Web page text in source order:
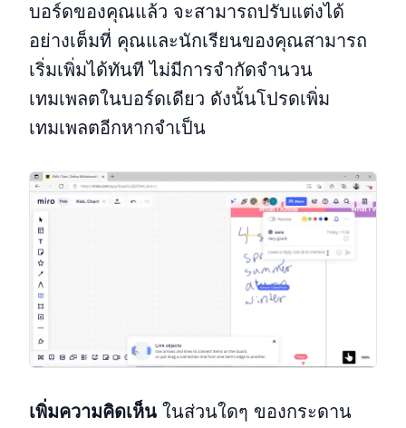
บอร์ดของคุณแล้ว จะสามารถปรับแต่งได้
อย่างเต็มที่ คุณและนักเรียนของคุณสามารถ
เริ่มเพิ่มได้ทันที ไม่มีการจำกัดจำนวน
เทมเพลตในบอร์ดเดียว ดังนั้นโปรดเพิ่ม
เทมเพลตอีกหากจำเป็น
เพิ่มความคิดเห็น ในส่วนใดๆ ของกระดาน